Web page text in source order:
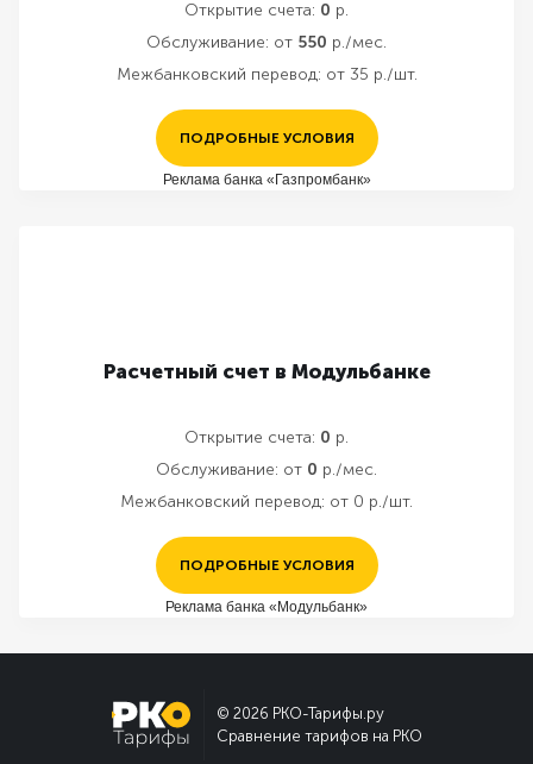
Открытие счета: 0 р.
Обслуживание: от 550 р./мес.
Межбанковский перевод: от 35 р./шт.
ПОДРОБНЫЕ УСЛОВИЯ
Реклама банка «Газпромбанк»
Расчетный счет в Модульбанке
Открытие счета: 0 р.
Обслуживание: от 0 р./мес.
Межбанковский перевод: от 0 р./шт.
ПОДРОБНЫЕ УСЛОВИЯ
Реклама банка «Модульбанк»
© 2026 РКО-Тарифы.ру
Сравнение тарифов на РКО